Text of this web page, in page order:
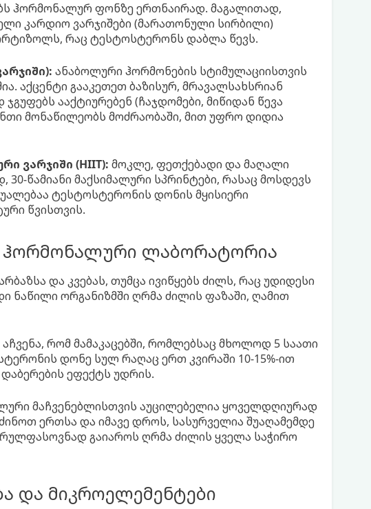
ჰორმონალურ ფონზე ერთნაირად. მაგალითად,
კარდიო ვარჯიშები (მარათონული სირბილი)
რაც ტესტოსტერონს დაბლა წევს.
ანაბოლური ჰორმონების სტიმულაციისთვის
აქცენტი გააკეთეთ ბაზისურ, მრავალსახსრიან
ააქტიურებენ (ჩაჯდომები, მიწიდან წევა
მონაწილეობს მოძრაობაში, მით უფრო დიდია
ვარჯიში (HIIT): მოკლე, ფეთქებადი და მაღალი
30-წამიანი მაქსიმალური სპრინტები, რასაც მოსდევს
ტესტოსტერონის დონის მყისიერი
წვისთვის.
ჰორმონალური ლაბორატორია
და კვებას, თუმცა ივიწყებს ძილს, რაც უდიდესი
ნაწილი ორგანიზმში ღრმა ძილის ფაზაში, ღამით
აჩვენა, რომ მამაკაცებში, რომლებსაც მხოლოდ 5 საათი
დონე სულ რაღაც ერთ კვირაში 10-15%-ით
ეფექტს უდრის.
მაჩვენებლისთვის აუცილებელია ყოველდღიურად
ერთსა და იმავე დროს, სასურველია შუაღამემდე
გაიაროს ღრმა ძილის ყველა საჭირო
და მიკროელემენტები